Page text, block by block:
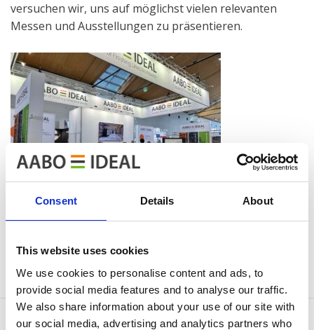
Consent Details About
This website uses cookies
We use cookies to personalise content and ads, to
provide social media features and to analyse our traffic.
We also share information about your use of our site with
our social media, advertising and analytics partners who
versuchen wir, uns auf möglichst vielen relevanten
Messen und Ausstellungen zu präsentieren.